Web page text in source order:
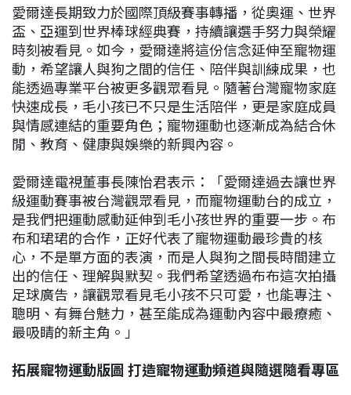
愛爾達長期致力於國際頂級賽事轉播，從奧運、世界
盃、亞運到世界棒球經典賽，持續讓選手努力與榮耀
時刻被看見。如今，愛爾達將這份信念延伸至寵物運
動，希望讓人與狗之間的信任、陪伴與訓練成果，也
能透過專業平台被更多觀眾看見。隨著台灣寵物家庭
快速成長，毛小孩已不只是生活陪伴，更是家庭成員
與情感連結的重要角色；寵物運動也逐漸成為結合休
閒、教育、健康與娛樂的新興內容。
愛爾達電視董事長陳怡君表示：「愛爾達過去讓世界
級運動賽事被台灣觀眾看見，而寵物運動台的成立，
是我們把運動感動延伸到毛小孩世界的重要一步。布
布和珺珺的合作，正好代表了寵物運動最珍貴的核
心，不是單方面的表演，而是人與狗之間長時間建立
出的信任、理解與默契。我們希望透過布布這次拍攝
足球廣告，讓觀眾看見毛小孩不只可愛，也能專注、
聰明、有舞台魅力，甚至能成為運動內容中最療癒、
最吸睛的新主角。」
拓展寵物運動版圖 打造寵物運動頻道與隨選隨看專區